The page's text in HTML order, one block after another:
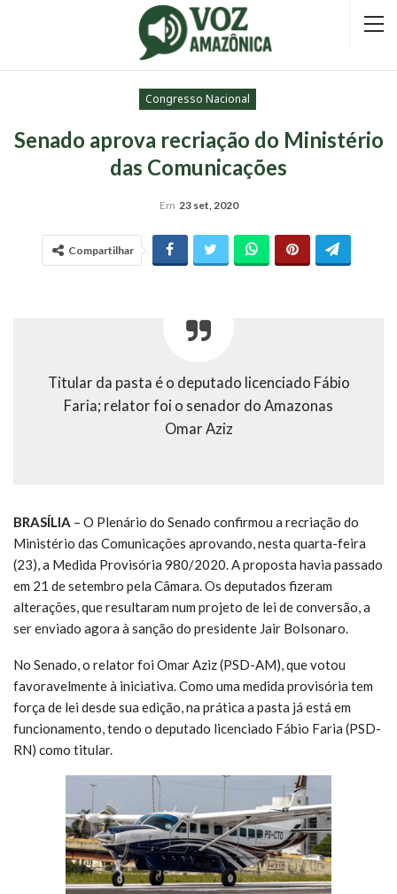
Congresso Nacional
Senado aprova recriação do Ministério
das Comunicações
Em 23 set, 2020
Compartilhar
Titular da pasta é o deputado licenciado Fábio
Faria; relator foi o senador do Amazonas
Omar Aziz
BRASÍLIA – O Plenário do Senado confirmou a recriação do
Ministério das Comunicações aprovando, nesta quarta-feira
(23), a Medida Provisória 980/2020. A proposta havia passado
em 21 de setembro pela Câmara. Os deputados fizeram
alterações, que resultaram num projeto de lei de conversão, a
ser enviado agora à sanção do presidente Jair Bolsonaro.
No Senado, o relator foi Omar Aziz (PSD-AM), que votou
favoravelmente à iniciativa. Como uma medida provisória tem
força de lei desde sua edição, na prática a pasta já está em
funcionamento, tendo o deputado licenciado Fábio Faria (PSD-
RN) como titular.